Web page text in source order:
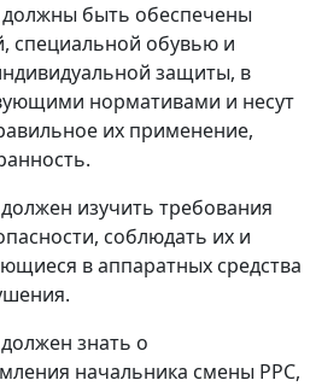
быть обеспечены
специальной обувью и
защиты, в
нормативами и несут
их применение,
изучить требования
соблюдать их и
в аппаратных средства
знать о
начальника смены РРС,